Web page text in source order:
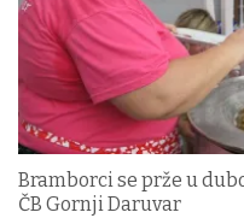
Bramborci se prže u
ČB Gornji Daruvar